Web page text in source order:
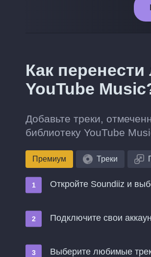
Как
YouTube
Добавьте треки,
библиотеку YouTube
Премиум Треки
Откройте Soundiiz и
Подключите свои
Выберите любимые